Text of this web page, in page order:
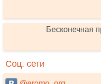
Бесконечная
Соц. сети